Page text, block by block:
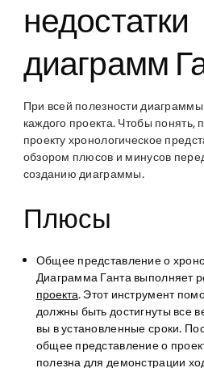
недостатки
диаграмм
При всей полезности
каждого проекта. Чтобы понять,
проекту хронологическое
обзором плюсов и минусов
созданию диаграммы.
Плюсы
Общее представление о
Диаграмма Ганта выполняет
проекта. Этот инструмент
должны быть достигнуты все
вы в установленные сроки.
общее представление о
полезна для демонстрации